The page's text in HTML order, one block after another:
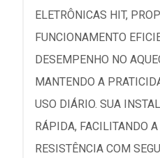
ELETRÔNICAS HIT,
FUNCIONAMENTO
DESEMPENHO NO
MANTENDO A
USO DIÁRIO. SUA
RÁPIDA, FACILITANDO
RESISTÊNCIA COM